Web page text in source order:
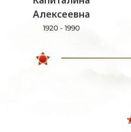
Алексеевна
1920 - 1990